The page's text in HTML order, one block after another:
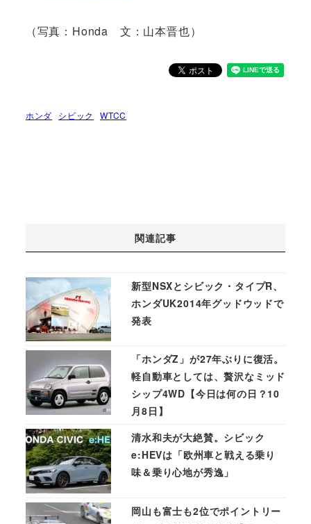
（写真：Honda 文：山本晋也）
ホンダ シビック WTCC
関連記事
新型NSXとシビック・タイプR、
ホンダUK2014年グッドウッドで
発表
「ホンダZ」が27年ぶりに復活。
軽自動車としては、贅沢なミッド
シップ4WD【今日は何の日？10
月8日】
清水和夫が大絶賛。シビック
e:HEVは「欧州車と戦える乗り
味＆乗り心地が秀逸」
岡山も富士も2位でポイントリー